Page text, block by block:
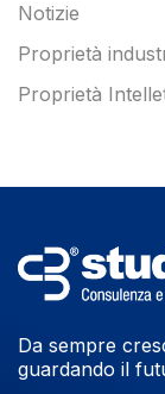
Notizie
Proprietà
Proprietà
Da sempre
guardando il